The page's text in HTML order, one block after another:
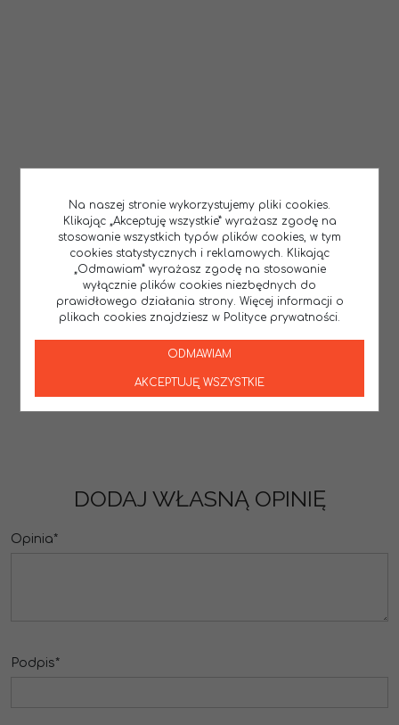
DODAJ WŁASNĄ OPINIĘ
Opinia*
Podpis*
Na naszej stronie wykorzystujemy pliki cookies.
Klikając „Akceptuję wszystkie” wyrażasz zgodę na
stosowanie wszystkich typów plików cookies, w tym
cookies statystycznych i reklamowych. Klikając
„Odmawiam” wyrażasz zgodę na stosowanie
wyłącznie plików cookies niezbędnych do
prawidłowego działania strony. Więcej informacji o
plikach cookies znajdziesz w Polityce prywatności.
ODMAWIAM
AKCEPTUJĘ WSZYSTKIE